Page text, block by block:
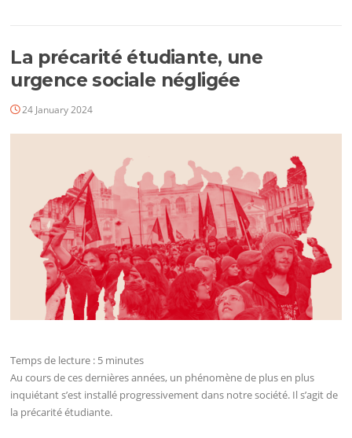
La précarité étudiante, une
urgence sociale négligée
24 January 2024
Temps de lecture : 5 minutes
Au cours de ces dernières années, un phénomène de plus en plus
inquiétant s’est installé progressivement dans notre société. Il s’agit de
la précarité étudiante.